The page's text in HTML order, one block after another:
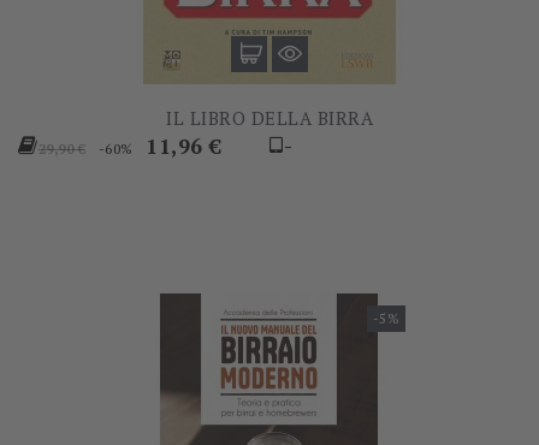
IL LIBRO DELLA BIRRA
Prezzo
29,90 € -60% Prezzo
11,96 € -
-5%